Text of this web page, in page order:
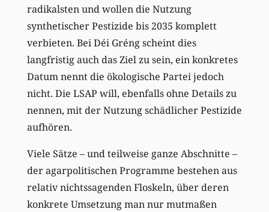
radikalsten und wollen die Nutzung
synthetischer Pestizide bis 2035 komplett
verbieten. Bei Déi Gréng scheint dies
langfristig auch das Ziel zu sein, ein konkretes
Datum nennt die ökologische Partei jedoch
nicht. Die LSAP will, ebenfalls ohne Details zu
nennen, mit der Nutzung schädlicher Pestizide
aufhören.
Viele Sätze – und teilweise ganze Abschnitte –
der agarpolitischen Programme bestehen aus
relativ nichtssagenden Floskeln, über deren
konkrete Umsetzung man nur mutmaßen